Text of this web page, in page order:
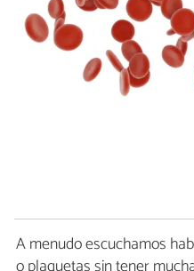
A menudo escuchamos